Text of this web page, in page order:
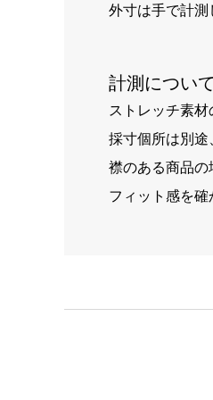
外寸は手で計測
計測について
ストレッチ素材
採寸個所は別途
襟のある商品の
フィット感を